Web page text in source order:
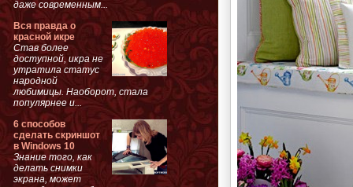
даже современным...
Вся правда о
красной икре
Став более
доступной, икра не
утратила статус
народной
любимицы. Наоборот, стала
популярнее и...
6 способов
сделать скриншот
в Windows 10
Знание того, как
делать снимки
экрана, может